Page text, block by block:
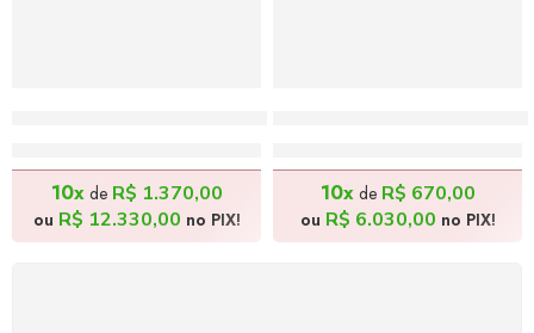
10xde R$ 1.370,00
ou R$ 12.330,00 no PIX!
10xde R$ 670,00
ou R$ 6.030,00 no PIX!